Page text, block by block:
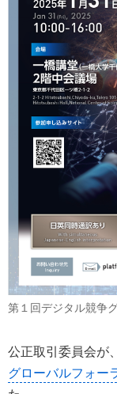
第１回デジタル競争
公正取引委員会が
グローバルフォー